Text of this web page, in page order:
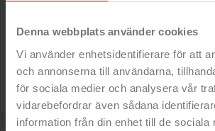
Denna webbplats använder cookies
Vi använder enhetsidentifierare för att
och annonserna till användarna,
för sociala medier och analysera vår
vidarebefordrar även sådana
information från din enhet till de sociala
Rek: 350 kr
279 kr